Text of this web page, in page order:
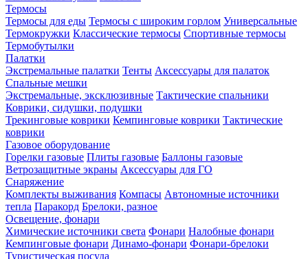
Термосы
Термосы для еды Термосы с широким горлом Универсальные
Термокружки Классические термосы Спортивные термосы
Термобутылки
Палатки
Экстремальные палатки Тенты Аксессуары для палаток
Спальные мешки
Экстремальные, эксклюзивные Тактические спальники
Коврики, сидушки, подушки
Трекинговые коврики Кемпинговые коврики Тактические
коврики
Газовое оборудование
Горелки газовые Плиты газовые Баллоны газовые
Ветрозащитные экраны Аксессуары для ГО
Снаряжение
Комплекты выживания Компасы Автономные источники
тепла Паракорд Брелоки, разное
Освещение, фонари
Химические источники света Фонари Налобные фонари
Кемпинговые фонари Динамо-фонари Фонари-брелоки
Туристическая посуда